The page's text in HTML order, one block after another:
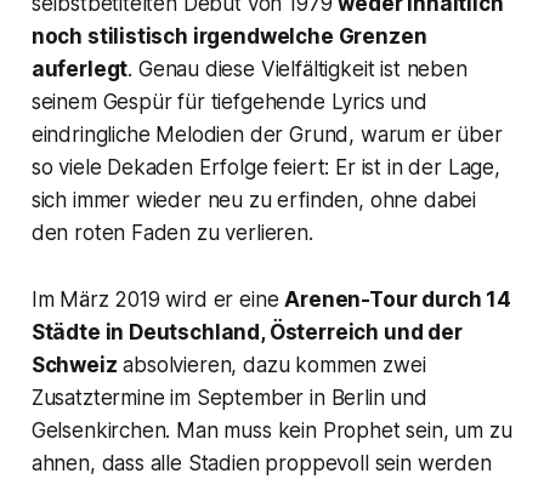
noch stilistisch irgendwelche Grenzen
auferlegt. Genau diese Vielfältigkeit ist neben
seinem Gespür für tiefgehende Lyrics und
eindringliche Melodien der Grund, warum er über
so viele Dekaden Erfolge feiert: Er ist in der Lage,
sich immer wieder neu zu erfinden, ohne dabei
den roten Faden zu verlieren.
Im März 2019 wird er eineArenen-Tour durch 14
Städte in Deutschland, Österreich und der
Schweiz absolvieren, dazu kommen zwei
Zusatztermine im September in Berlin und
Gelsenkirchen. Man muss kein Prophet sein, um zu
ahnen, dass alle Stadien proppevoll sein werden